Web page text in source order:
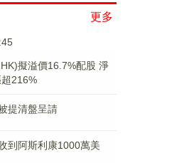
更多
擬溢價16.7%配股 淨
216%
提清盤呈請
到阿斯利康1000萬美